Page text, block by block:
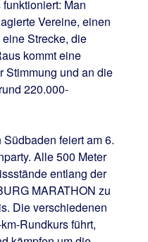
Man
Vereine, einen
Strecke, die
kommt eine
Stimmung und an die
220.000-
feiert am 6.
Alle 500 Meter
entlang der
MARATHON zu
Die verschiedenen
Rundkurs führt,